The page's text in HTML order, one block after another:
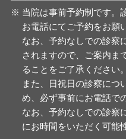
当院は事前予約制です。
お電話にてご予約をお願
なお、予約なしでの診察
されますので、ご案内ま
ることをご了承ください。
また、日祝日の診察につ
め、必ず事前にお電話で
なお、予約なしでの診察
にお時間をいただく可能